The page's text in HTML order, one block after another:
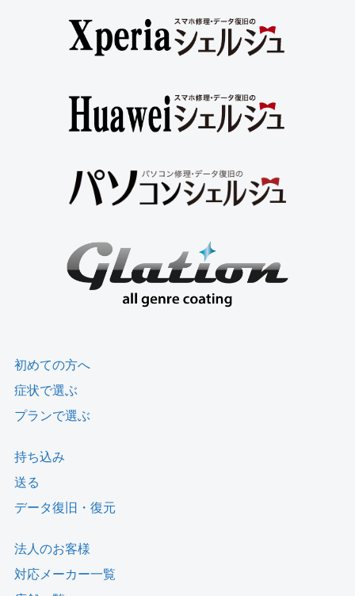
初めての方へ
症状で選ぶ
プランで選ぶ
持ち込み
送る
データ復旧・復元
法人のお客様
対応メーカー一覧